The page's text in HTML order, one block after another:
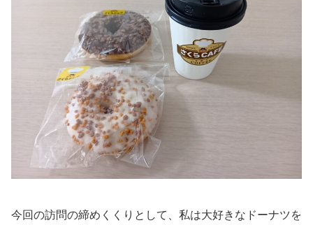
今回の訪問の締めくくりとして、私は大好きなドーナツを